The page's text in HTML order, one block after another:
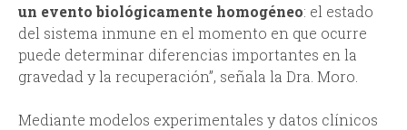
un evento biológicamente homogéneo: el estado
del sistema inmune en el momento en que ocurre
puede determinar diferencias importantes en la
gravedad y la recuperación”, señala la Dra. Moro.
Mediante modelos experimentales y datos clínicos